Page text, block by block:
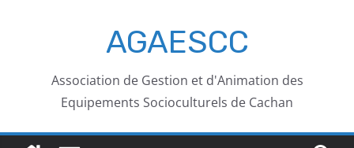
AGAESCC
Association de Gestion et d'Animation des
Equipements Socioculturels de Cachan